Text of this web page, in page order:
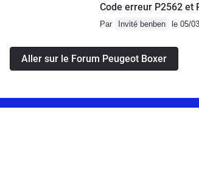
Code erreur P2562 et
Par Invité benben le 05/
Aller sur le Forum Peugeot Boxer